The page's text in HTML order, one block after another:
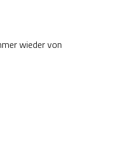
wieder von